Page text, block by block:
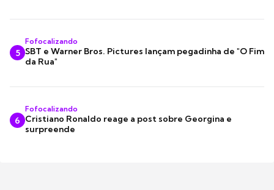
5
Fofocalizando
SBT e Warner Bros. Pictures lançam pegadinha de "O Fim
da Rua"
6
Fofocalizando
Cristiano Ronaldo reage a post sobre Georgina e
surpreende